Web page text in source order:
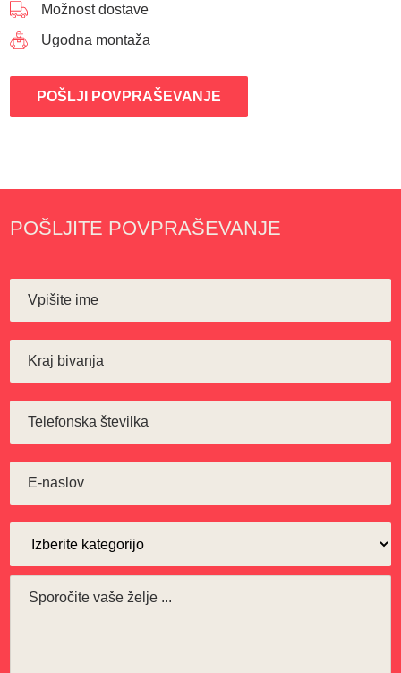
Možnost dostave
Ugodna montaža
POŠLJI POVPRAŠEVANJE
POŠLJITE POVPRAŠEVANJE